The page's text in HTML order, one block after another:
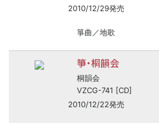
2010/12/29発売
箏曲／地歌
箏・桐韻会
桐韻会
VZCG-741 [CD]
2010/12/22発売